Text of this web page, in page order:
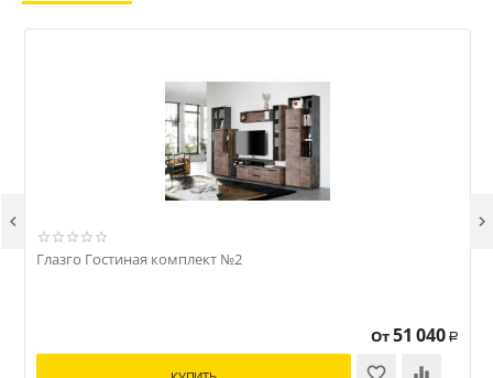
Глазго Гостиная комплект №2
От51 040 Р
 